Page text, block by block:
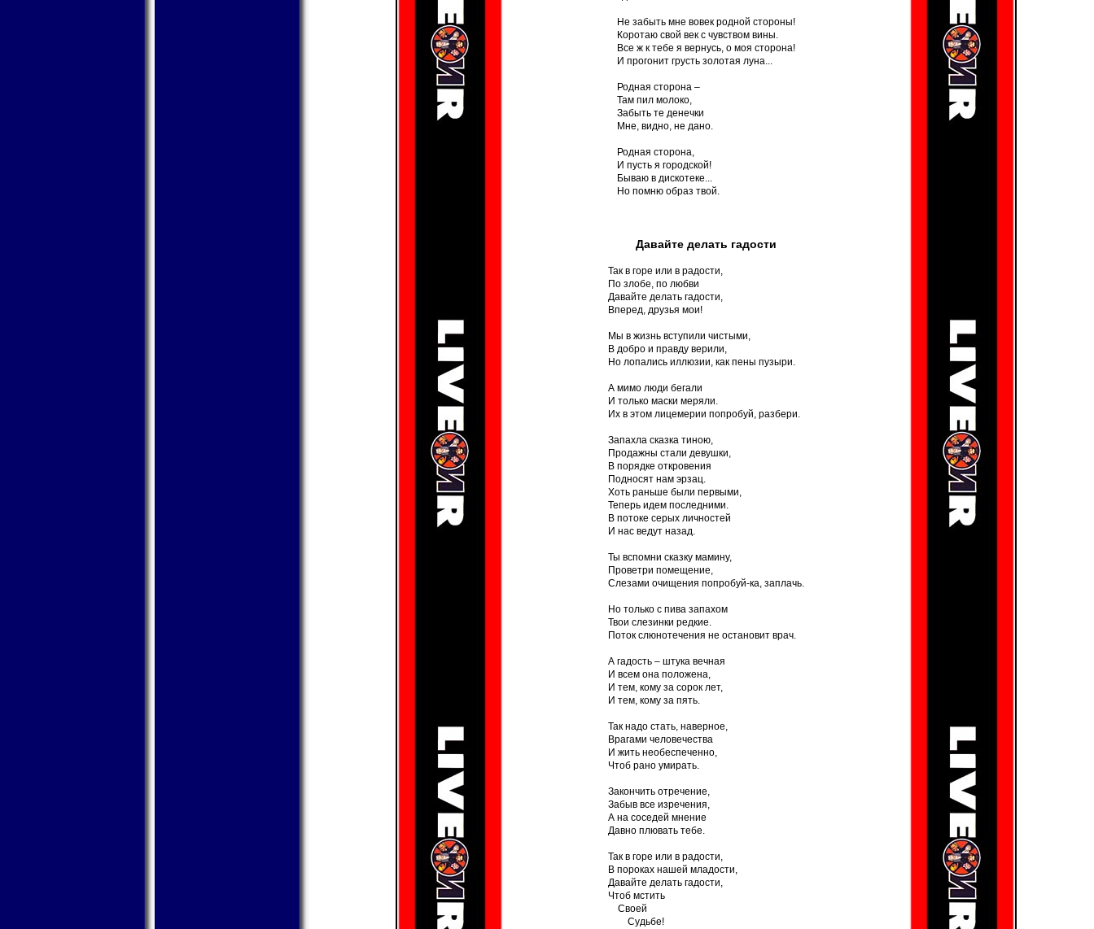
Не забыть мне вовек родной стороны!
Коротаю свой век с чувством вины.
Все ж к тебе я вернусь, о моя сторона!
И прогонит грусть золотая луна...
Родная сторона –
Там пил молоко,
Забыть те денечки
Мне, видно, не дано.
Родная сторона,
И пусть я городской!
Бываю в дискотеке...
Но помню образ твой.
Давайте делать гадости
Так в горе или в радости,
По злобе, по любви
Давайте делать гадости,
Вперед, друзья мои!
Мы в жизнь вступили чистыми,
В добро и правду верили,
Но лопались иллюзии, как пены пузыри.
А мимо люди бегали
И только маски меряли.
Их в этом лицемерии попробуй, разбери.
Запахла сказка тиною,
Продажны стали девушки,
В порядке откровения
Подносят нам эрзац.
Хоть раньше были первыми,
Теперь идем последними.
В потоке серых личностей
И нас ведут назад.
Ты вспомни сказку мамину,
Проветри помещение,
Слезами очищения попробуй-ка, заплачь.
Но только с пива запахом
Твои слезинки редкие.
Поток слюнотечения не остановит врач.
А гадость – штука вечная
И всем она положена,
И тем, кому за сорок лет,
И тем, кому за пять.
Так надо стать, наверное,
Врагами человечества
И жить необеспеченно,
Чтоб рано умирать.
Закончить отречение,
Забыв все изречения,
А на соседей мнение
Давно плювать тебе.
Так в горе или в радости,
В пороках нашей младости,
Давайте делать гадости,
Чтоб мстить
Своей
Судьбе!